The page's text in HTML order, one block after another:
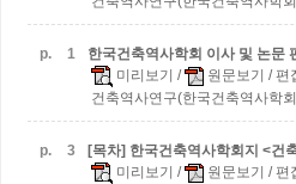
p. 1
한국건축역사학회 이사 및 논문
미리보기 / 원문보기 / 편
건축역사연구(한국건축역사학
p. 3
[목차] 한국건축역사학회지 <건
미리보기 / 원문보기 / 편